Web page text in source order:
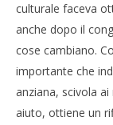
culturale faceva
anche dopo il
cose cambiano.
importante che
anziana, scivola
aiuto, ottiene un